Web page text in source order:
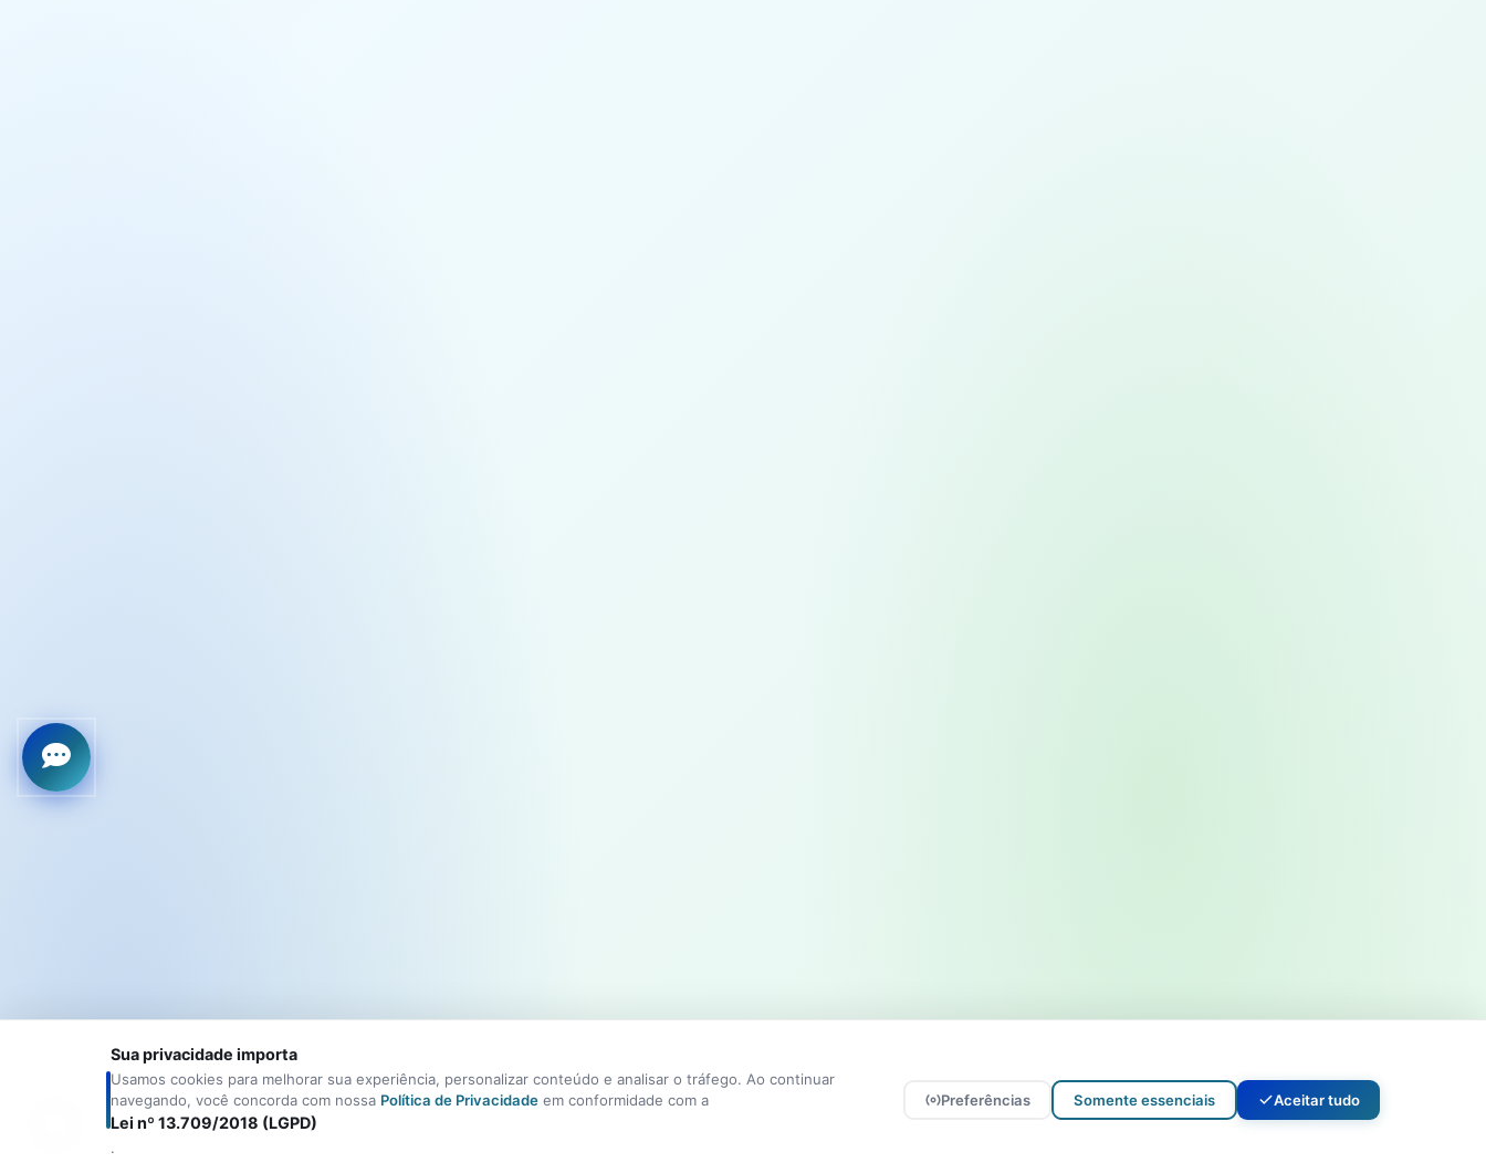
Sua privacidade importa
Usamos cookies para melhorar sua experiência, personalizar conteúdo e analisar o tráfego. Ao continuar
navegando, você concorda com nossa Política de Privacidade em conformidade com a
Lei nº 13.709/2018 (LGPD)
.
Preferências Somente essenciais Aceitar tudo